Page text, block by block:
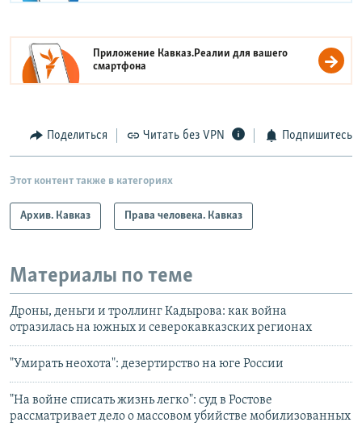
Приложение Кавказ.Реалии для вашего
смартфона
Поделиться Читать без VPN Подпишитесь
Этот контент также в категориях
Архив. Кавказ Права человека. Кавказ
Материалы по теме
Дроны, деньги и троллинг Кадырова: как война
отразилась на южных и северокавказских регионах
"Умирать неохота": дезертирство на юге России
"На войне списать жизнь легко": суд в Ростове
рассматривает дело о массовом убийстве мобилизованных